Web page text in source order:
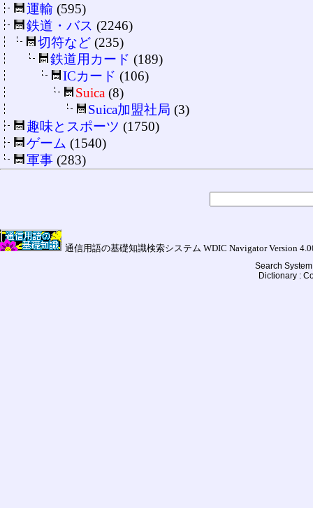
運輸 (595)
鉄道・バス (2246)
切符など (235)
鉄道用カード (189)
ICカード (106)
Suica (8)
Suica加盟社局 (3)
趣味とスポーツ (1750)
ゲーム (1540)
軍事 (283)
通信用語の基礎知識検索システム WDIC Navigator Version
Search
Dictionary :